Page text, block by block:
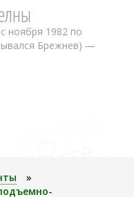
ноября 1982 по
Брежнев) —
»